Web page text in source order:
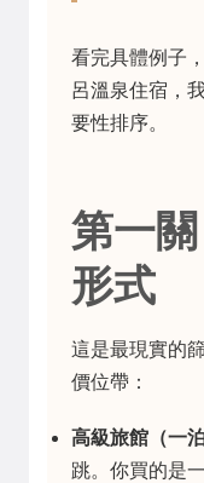
看完具體例子
呂溫泉住宿，
要性排序。
第一
形式
這是最現實的
價位帶：
高級旅館（一
跳。你買的是